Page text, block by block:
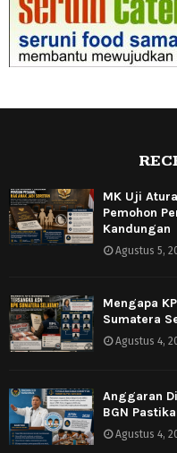
MK Uji
Pemohon
Kandungan
Agustus 5,
Mengapa
Sumatera
Agustus 4,
Anggaran
BGN
Agustus 4,